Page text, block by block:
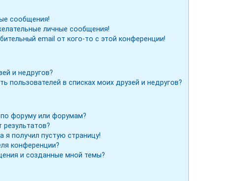
сообщения!
личные сообщения!
email от кого-то с этой конференции!
и недругов?
пользователей в списках моих друзей и недругов?
форуму или форумам?
я получил пустую страницу!
конференции?
и созданные мной темы?